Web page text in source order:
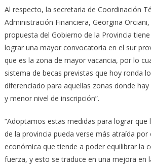
Al respecto, la secretaria de Coordinación
Administración Financiera, Georgina
propuesta del Gobierno de la Provincia
lograr una mayor convocatoria en el sur
que es la zona de mayor vacancia, por lo
sistema de becas previstas que hoy ronda
diferenciado para aquellas zonas donde
y menor nivel de inscripción”.
“Adoptamos estas medidas para lograr que
de la provincia pueda verse más atraída
económica que tiende a poder equilibrar la
fuerza, y esto se traduce en una mejora en